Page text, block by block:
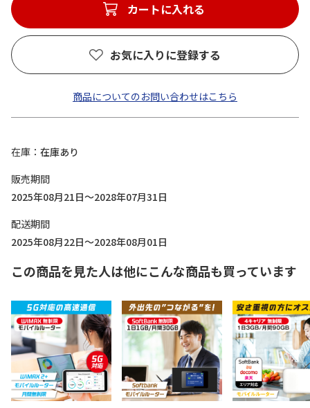
カートに入れる
お気に入りに登録する
商品についてのお問い合わせはこちら
在庫
在庫あり
販売期間
2025年08月21日～2028年07月31日
配送期間
2025年08月22日～2028年08月01日
この商品を見た人は他にこんな商品も買っています